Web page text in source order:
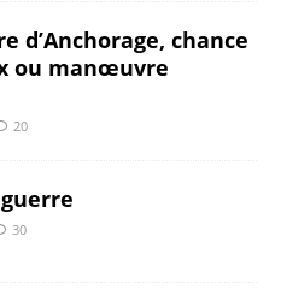
d’Anchorage, chance
ou manœuvre
20
30